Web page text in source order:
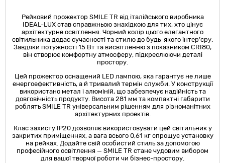
Рейковий прожектор SMILE TR від італійського виробника
IDEAL-LUX став справжньою знахідкою для тих, хто цінує
архітектурне освітлення. Чорний колір цього елегантного
світильника додає сучасності та стилю до будь-якого інтер’єру.
Завдяки потужності 15 Вт та висвітленню з показником CRI80,
він створює комфортну атмосферу, підкреслюючи деталі
простору.
Цей прожектор оснащений LED лампою, яка гарантує не лише
енергоефективність, а й тривалий термін служби. У конструкції
використано метал і алюміній, що забезпечує надійність та
довговічність продукту. Висота 281 мм та компактні габарити
роблять SMILE TR універсальним рішенням для різноманітних
архітектурних проектів.
Клас захисту IP20 дозволяє використовувати цей світильник у
закритих приміщеннях, а вага всього 0,61 кг спрощує установку
на рейках. Додайте свій особистий стиль за допомогою
професійного освітлення — SMILE TR стане чудовим вибором
для вашої творчої роботи чи бізнес-простору.